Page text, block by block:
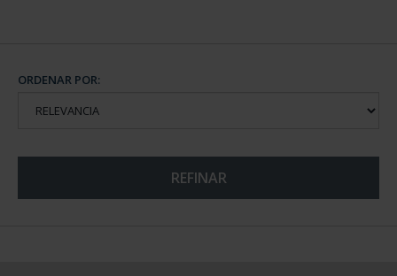
ORDENAR POR:
REFINAR